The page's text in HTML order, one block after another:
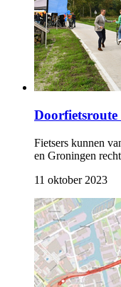
Fietsers kunnen
en Groningen
11 oktober 2023